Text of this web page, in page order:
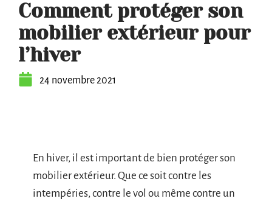
Comment protéger son
mobilier extérieur pour
l’hiver
24 novembre 2021
En hiver, il est important de bien protéger son
mobilier extérieur. Que ce soit contre les
intempéries, contre le vol ou même contre un